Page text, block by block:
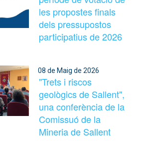
les propostes finals
dels pressupostos
participatius de 2026
08 de Maig de 2026
"Trets i riscos
geològics de Sallent",
una conferència de la
Comissuó de la
Mineria de Sallent